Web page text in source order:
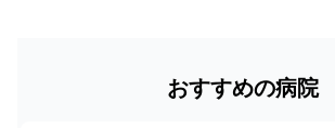
おすすめの病院